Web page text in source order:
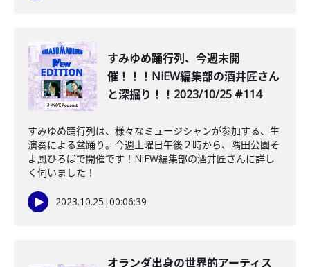
すみゆめ踊行列、今週末開
催！！！NiEW編集部の酒井匠さん
と深掘り！！2023/10/25 #114
すみゆめ踊行列は、様々なミュージシャンが参加する、生
演奏による盆踊り。今週土曜日午後２時から、隅田公園そ
よ風ひろばで開催です！NiEW編集部の酒井匠さんに詳し
く伺いました！
2023.10.25 |00:06:39
オランダ出身の世界的アーティス